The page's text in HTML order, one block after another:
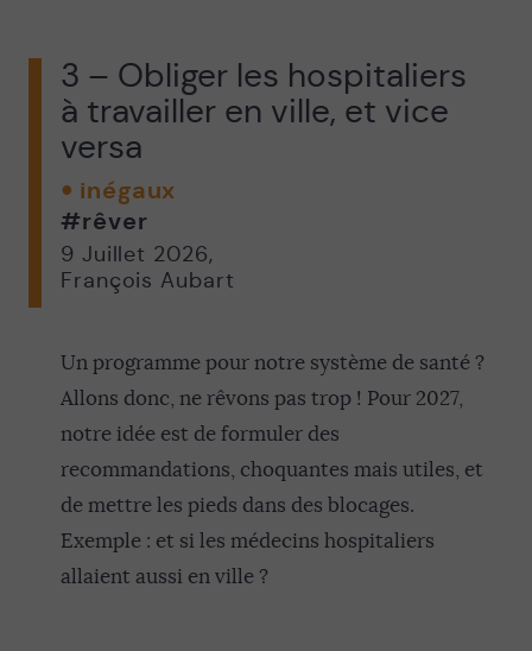
3 – Obliger les hospitaliers
à travailler en ville, et vice
versa
inégaux
#rêver
9 Juillet 2026,
François Aubart
Un programme pour notre système de santé ?
Allons donc, ne rêvons pas trop ! Pour 2027,
notre idée est de formuler des
recommandations, choquantes mais utiles, et
de mettre les pieds dans des blocages.
Exemple : et si les médecins hospitaliers
allaient aussi en ville ?